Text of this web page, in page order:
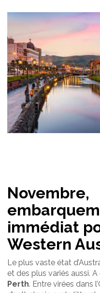
Novembre,
immédiat
Western
Le plus vaste état
et des plus variés aussi.
Perth. Entre virées dans